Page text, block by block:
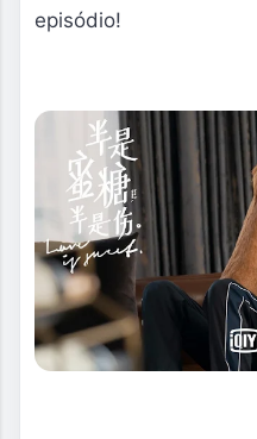
episódio!